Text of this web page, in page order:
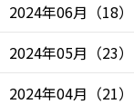
2024年06月 （18）
2024年05月 （23）
2024年04月 （21）